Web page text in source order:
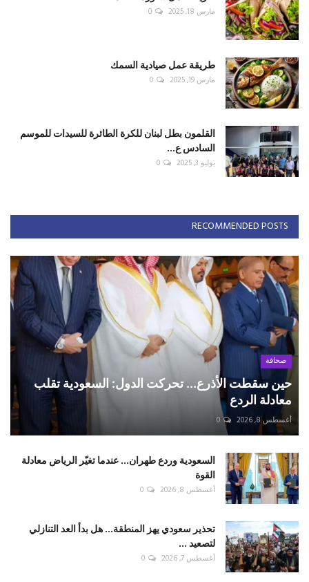
مارس 18, 2025 0
طريقة عمل صيادية السمك
مارس 19, 2025 0
القلمون بطل لبنان للكرة الطائرة للسيدات للموسم
السادس ع...
يوليو 3, 2025 0
RECOMMENDED POSTS
صحافة
حين سقطت الأذرع... تحركت الدول: السعودية تقلب
معادلة الردع
أغسطس 8, 2026 0
السعودية وردع طهران... عندما تغيّر الرياض معادلة
القوة
أغسطس 8, 2026 0
تحذير سعودي يهز المنطقة... هل بدأ العد التنازلي
لتصعيد ...
أغسطس 7, 2026 0